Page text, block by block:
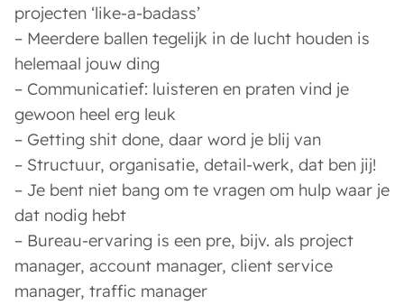
projecten ‘like-a-badass’
– Meerdere ballen tegelijk in de lucht houden is
helemaal jouw ding
– Communicatief: luisteren en praten vind je
gewoon heel erg leuk
– Getting shit done, daar word je blij van
– Structuur, organisatie, detail-werk, dat ben jij!
– Je bent niet bang om te vragen om hulp waar je
dat nodig hebt
– Bureau-ervaring is een pre, bijv. als project
manager, account manager, client service
manager, traffic manager